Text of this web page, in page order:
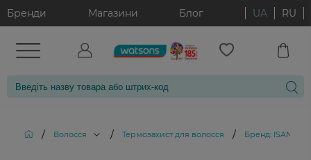
Бренди Магазини Блог UA RU
/ Волосся / Термозахист для волосся / Бренд: ISANA